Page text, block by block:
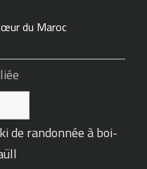
du Maroc
de randonnée à boi-